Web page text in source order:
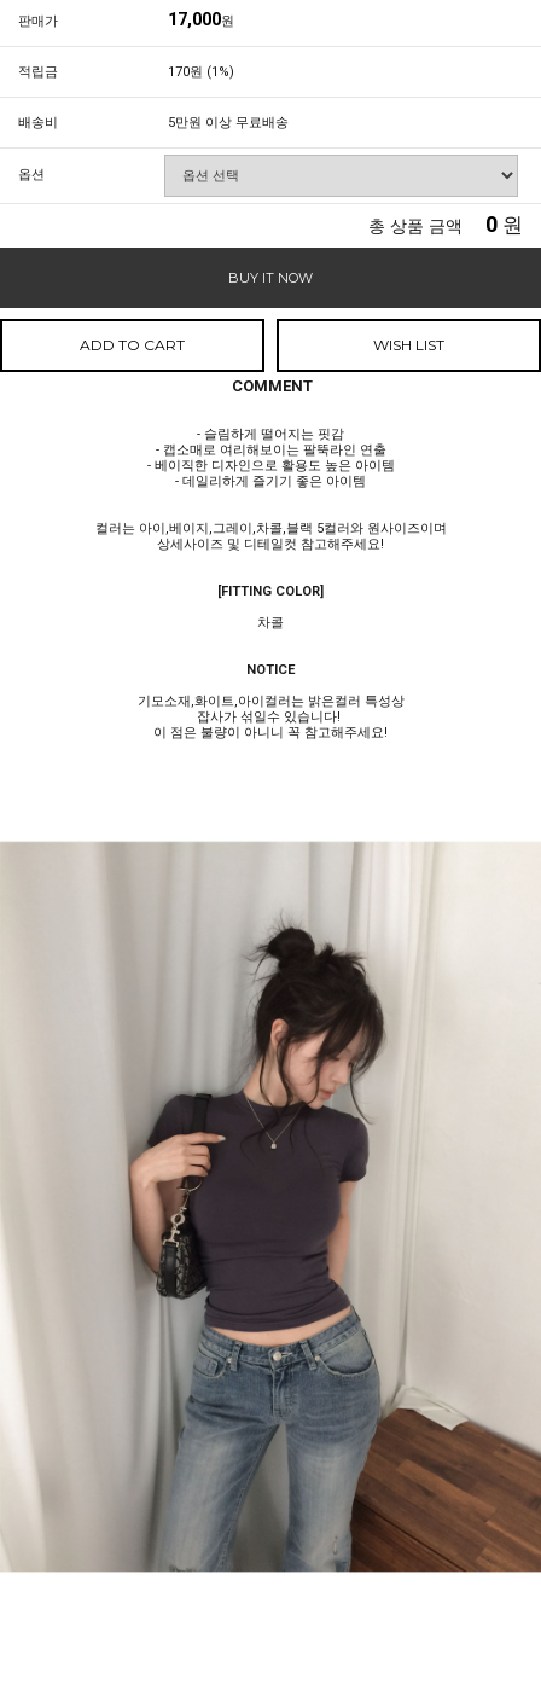
판매가 17,000원
적립금 170원 (1%)
배송비 5만원 이상 무료배송
옵션
총 상품 금액 0 원
BUY IT NOW
ADD TO CART WISH LIST
COMMENT
- 슬림하게 떨어지는 핏감
- 캡소매로 여리해보이는 팔뚝라인 연출
- 베이직한 디자인으로 활용도 높은 아이템
- 데일리하게 즐기기 좋은 아이템
컬러는 아이,베이지,그레이,차콜,블랙 5컬러와 원사이즈이며
상세사이즈 및 디테일컷 참고해주세요!
[FITTING COLOR]
차콜
NOTICE
기모소재,화이트,아이컬러는 밝은컬러 특성상
잡사가 섞일수 있습니다!
이 점은 불량이 아니니 꼭 참고해주세요!